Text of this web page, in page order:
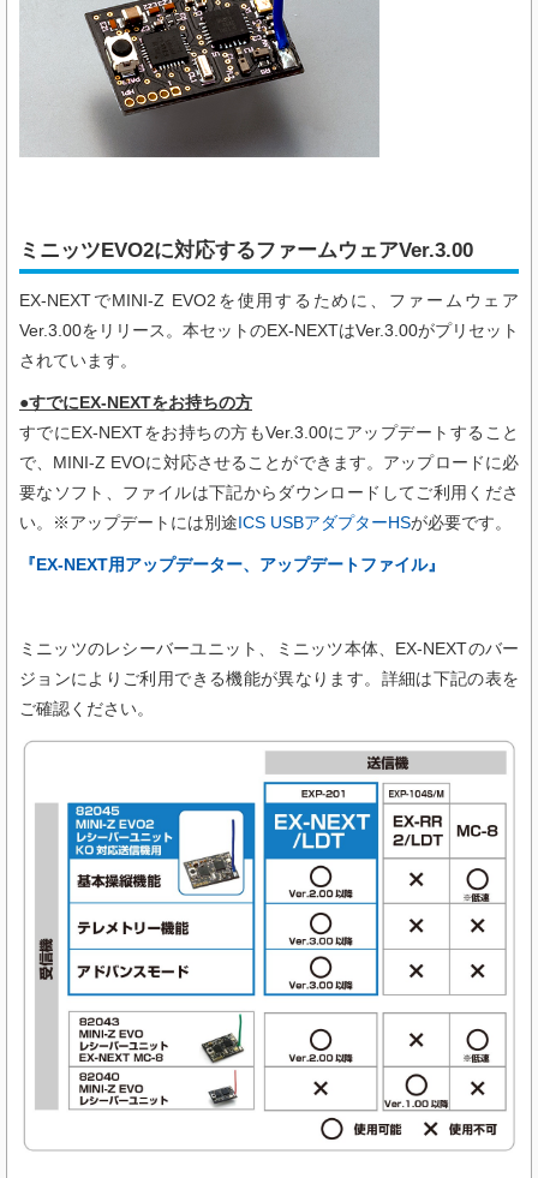
ミニッツEVO2に対応するファームウェアVer.3.00
EX-NEXTでMINI-Z EVO2 を使用するために、ファームウェア
Ver.3.00をリリース。本セットのEX-NEXTはVer.3.00がプリセット
されています。
●すでにEX-NEXTをお持ちの方
すでにEX-NEXTをお持ちの方もVer.3.00にアップデートすること
で、 MINI-Z EVOに対応させることができます。アップロードに必
要なソフト、ファイルは下記からダウンロードしてご利用くださ
い。※アップデートには別途ICS USBアダプターHSが必要です。
『EX-NEXT用アップデーター、アップデートファイル』
ミニッツのレシーバーユニット、ミニッツ本体、EX-NEXTのバー
ジョンによりご利用できる機能が異なります。詳細は下記の表を
ご確認ください。